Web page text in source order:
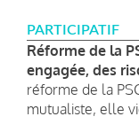
PARTICIPATIF
Réforme de la
engagée, des
réforme de la
mutualiste, elle